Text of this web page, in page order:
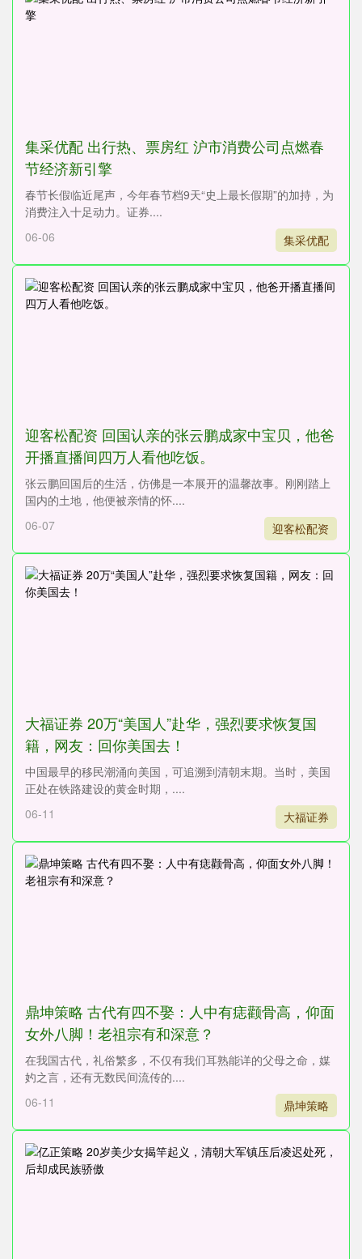
集采优配 出行热、票房红 沪市消费公司点燃春
节经济新引擎
春节长假临近尾声，今年春节档9天“史上最长假期”的加持，为
消费注入十足动力。证券....
06-06
集采优配
迎客松配资 回国认亲的张云鹏成家中宝贝，他爸
开播直播间四万人看他吃饭。
张云鹏回国后的生活，仿佛是一本展开的温馨故事。刚刚踏上
国内的土地，他便被亲情的怀....
06-07
迎客松配资
大福证券 20万“美国人”赴华，强烈要求恢复国
籍，网友：回你美国去！
中国最早的移民潮涌向美国，可追溯到清朝末期。当时，美国
正处在铁路建设的黄金时期，....
06-11
大福证券
鼎坤策略 古代有四不娶：人中有痣颧骨高，仰面
女外八脚！老祖宗有和深意？
在我国古代，礼俗繁多，不仅有我们耳熟能详的父母之命，媒
妁之言，还有无数民间流传的....
06-11
鼎坤策略